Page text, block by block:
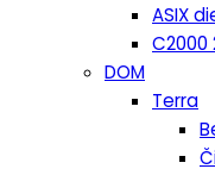
ASIX
C2000
DOM
Terra